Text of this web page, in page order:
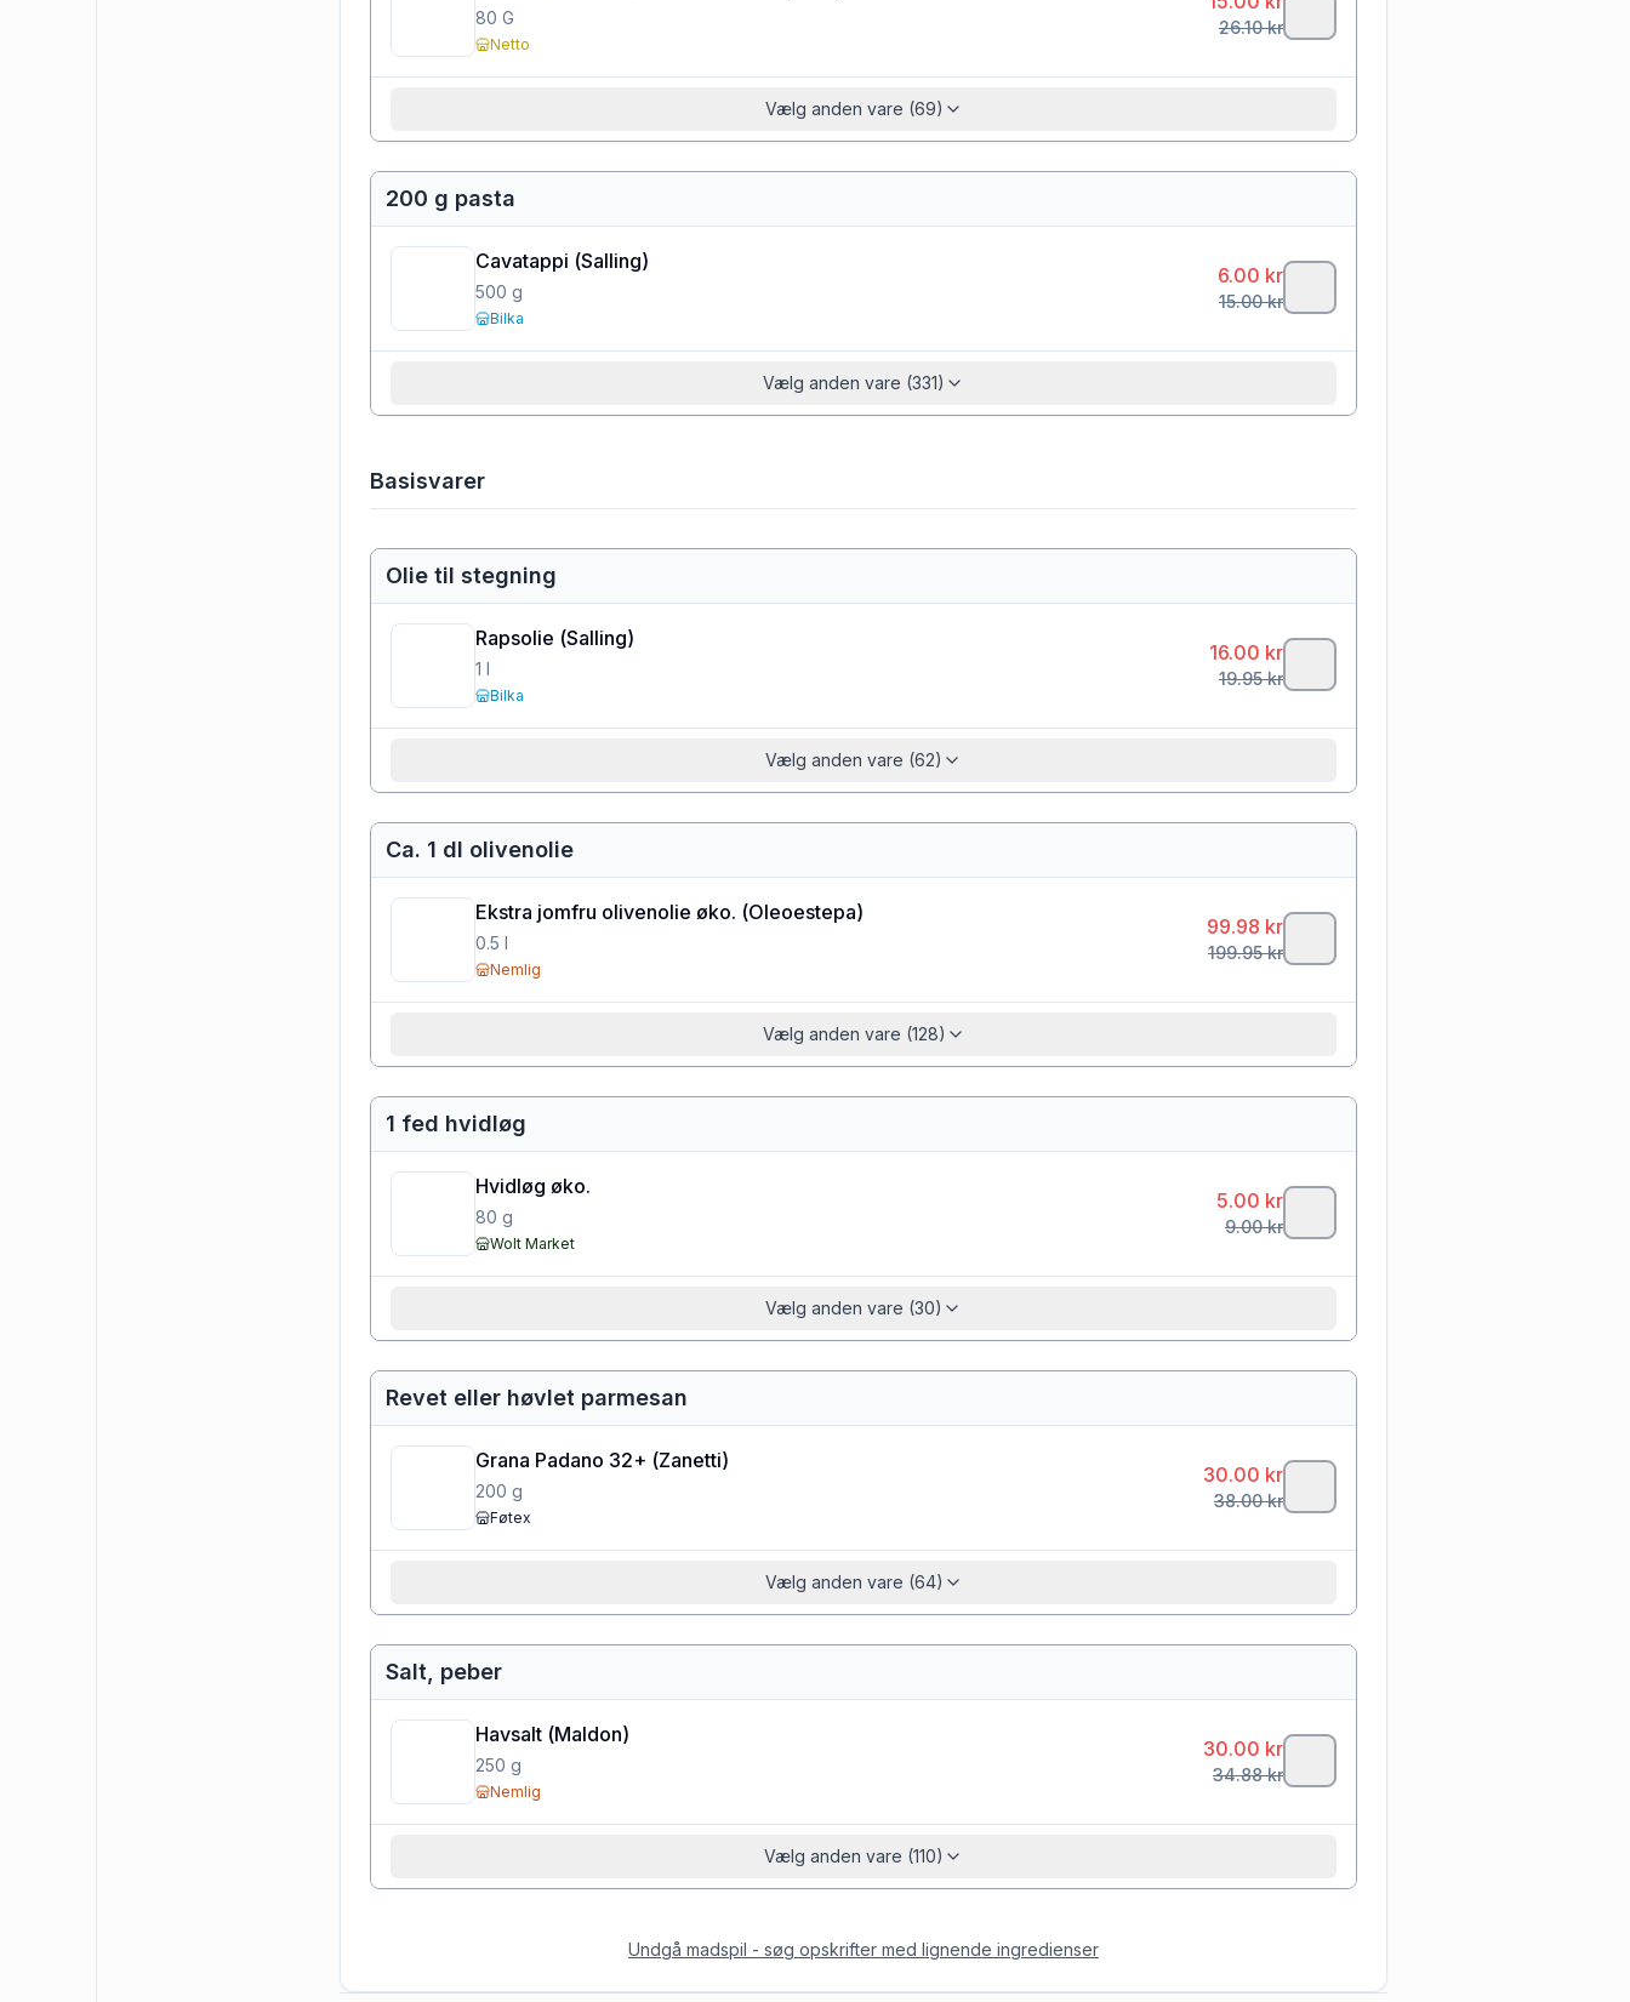
80 G
Netto
26.10kr
Vælg anden vare (69)
200 g pasta
Cavatappi (Salling)
500 g
Bilka
6.00 kr
15.00kr
Vælg anden vare (331)
Basisvarer
Olie til stegning
Rapsolie (Salling)
1 l
Bilka
16.00 kr
19.95kr
Vælg anden vare (62)
Ca. 1 dl olivenolie
Ekstra jomfru olivenolie øko. (Oleoestepa)
0.5 l
Nemlig
99.98 kr
199.95kr
Vælg anden vare (128)
1 fed hvidløg
Hvidløg øko.
80 g
Wolt Market
5.00 kr
9.00kr
Vælg anden vare (30)
Revet eller høvlet parmesan
Grana Padano 32+ (Zanetti)
200 g
Føtex
30.00 kr
38.00kr
Vælg anden vare (64)
Salt, peber
Havsalt (Maldon)
250 g
Nemlig
30.00 kr
34.88kr
Vælg anden vare (110)
Undgå madspil - søg opskrifter med lignende ingredienser